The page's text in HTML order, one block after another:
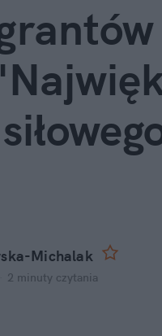
Michalak
2 minuty czytania